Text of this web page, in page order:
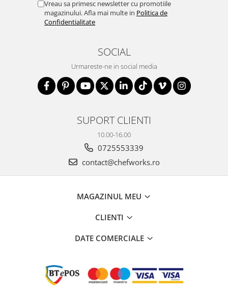
Vreau sa primesc newsletter cu promotiile
magazinului. Afla mai multe in Politica de
Confidentialitate
SOCIAL
Urmareste-ne in social media
SUPORT CLIENTI
10.00-16.00
0725553339
contact@chefworks.ro
MAGAZINUL MEU
CLIENTI
DATE COMERCIALE